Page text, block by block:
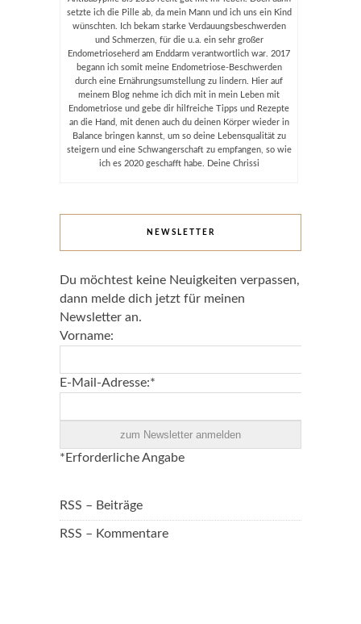
setzte ich die Pille ab, da mein Mann und ich uns ein Kind
wünschten. Ich bekam starke Verdauungsbeschwerden
und Schmerzen, für die u.a. ein sehr großer
Endometrioseherd am Enddarm verantwortlich war. 2017
begann ich somit meine Endometriose-Beschwerden
durch eine Ernährungsumstellung zu lindern. Hier auf
meinem Blog nehme ich dich mit in mein Leben mit
Endometriose und gebe dir hilfreiche Tipps und Rezepte
an die Hand, mit denen auch du deinen Körper wieder in
Balance bringen kannst, um so deine Lebensqualität zu
steigern und eine Schwangerschaft zu empfangen, so wie
ich es 2020 geschafft habe. Deine Chrissi
NEWSLETTER
Du möchtest keine Neuigkeiten verpassen,
dann melde dich jetzt für meinen
Newsletter an.
Vorname:
E-Mail-Adresse:*
*Erforderliche Angabe
RSS – Beiträge
RSS – Kommentare